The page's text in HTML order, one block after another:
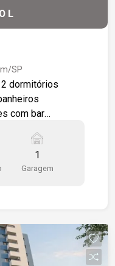
L
SP
dormitórios
com bar
quartos e
fogão,
armário modulado
de 12.000
100% em LED
1
Garagem